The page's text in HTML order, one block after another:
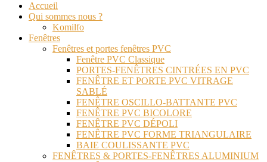
Accueil
Qui sommes nous ?
Komilfo
Fenêtres
Fenêtres et portes fenêtres PVC
Fenêtre PVC Classique
PORTES-FENÊTRES CINTRÉES EN PVC
FENÊTRE ET PORTE PVC VITRAGE
SABLÉ
FENÊTRE OSCILLO-BATTANTE PVC
FENÊTRE PVC BICOLORE
FENÊTRE PVC DÉPOLI
FENÊTRE PVC FORME TRIANGULAIRE
BAIE COULISSANTE PVC
FENÊTRES & PORTES-FENÊTRES ALUMINIUM